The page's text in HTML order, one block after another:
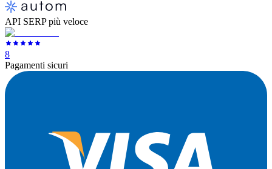
API SERP più veloce
8
Pagamenti sicuri